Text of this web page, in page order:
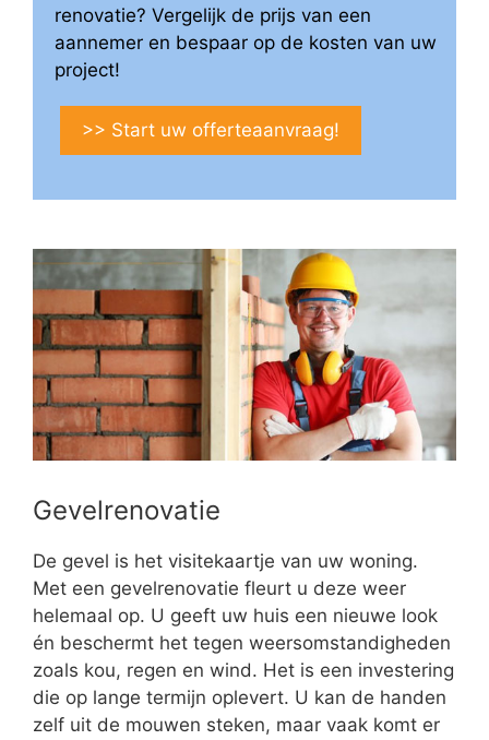
renovatie? Vergelijk de prijs van een
aannemer en bespaar op de kosten van uw
project!
>> Start uw offerteaanvraag!
Gevelrenovatie
De gevel is het visitekaartje van uw woning.
Met een gevelrenovatie fleurt u deze weer
helemaal op. U geeft uw huis een nieuwe look
én beschermt het tegen weersomstandigheden
zoals kou, regen en wind. Het is een investering
die op lange termijn oplevert. U kan de handen
zelf uit de mouwen steken, maar vaak komt er